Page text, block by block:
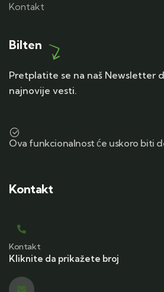
Kontakt
Bilten
Pretplatite se na naš Newsletter
najnovije vesti.
Ova funkcionalnost će uskoro biti
Kontakt
Kontakt
Kliknite da prikažete broj